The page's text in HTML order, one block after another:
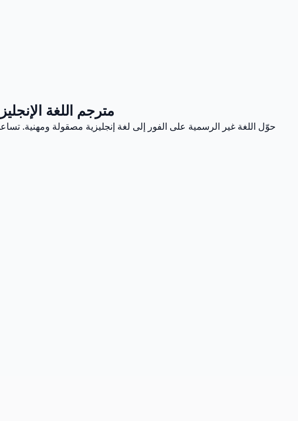
مترجم اللغة
حوّل اللغة غير الرسمية على الفور إلى لغة إنجليزية مصقولة ومهنية.